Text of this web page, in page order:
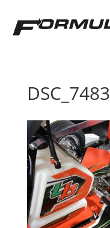
DSC_7483